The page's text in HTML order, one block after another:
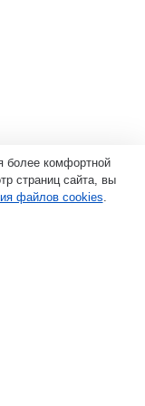
более комфортной
страниц сайта, вы
файлов cookies.